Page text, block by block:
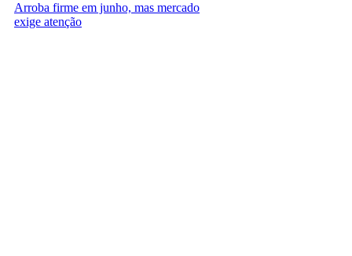
Arroba firme em junho, mas mercado
exige atenção